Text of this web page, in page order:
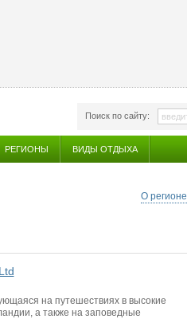
Поиск по сайту:
РЕГИОНЫ ВИДЫ ОТДЫХА
О регионе
на путешествиях в высокие
а также на заповедные